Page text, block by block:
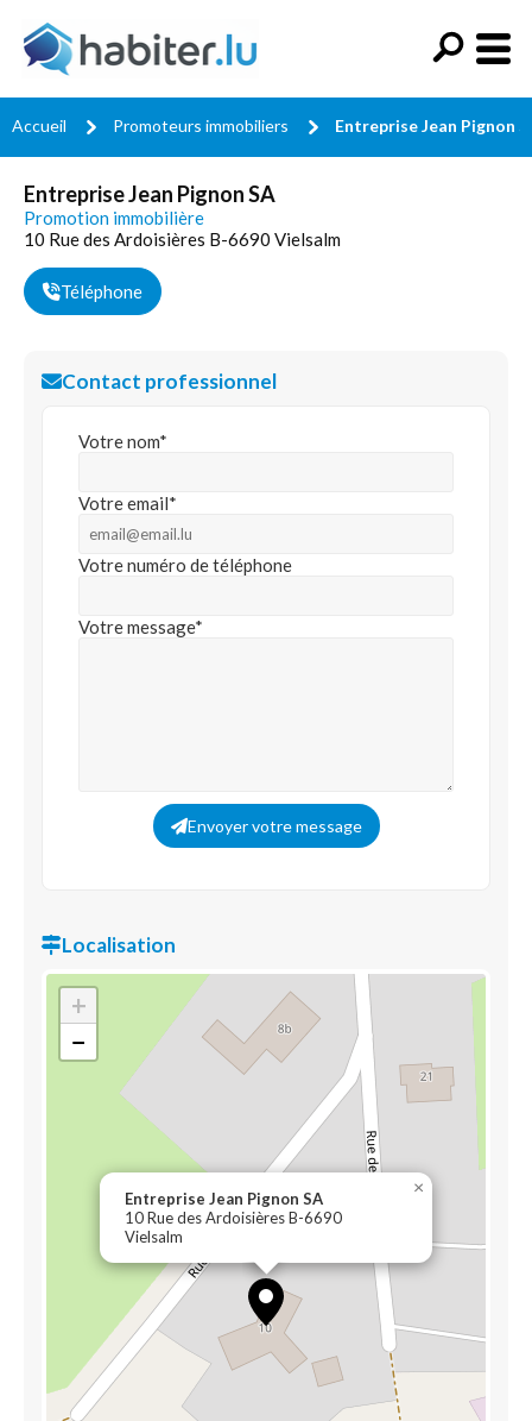
Accueil Promoteurs immobiliers Entreprise Jean Pignon
Entreprise Jean Pignon SA
Promotion immobilière
10 Rue des Ardoisières B-6690 Vielsalm
Téléphone
Contact professionnel
Votre nom*
Votre email*
Votre numéro de téléphone
Votre message*
Envoyer votre message
Localisation
Entreprise Jean Pignon SA
10 Rue des Ardoisières B-6690
Vielsalm
×
+
−